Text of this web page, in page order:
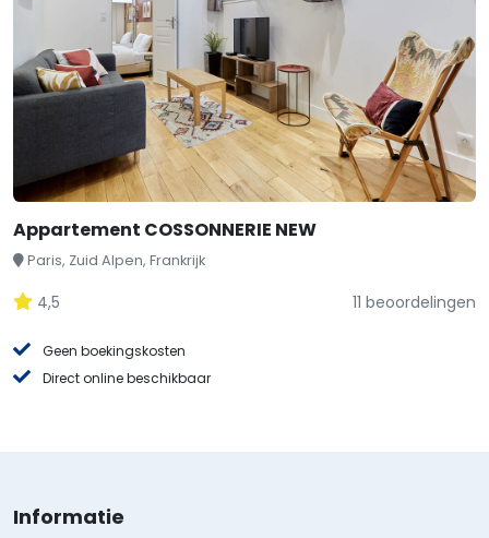
Appartement COSSONNERIE NEW
Paris, Zuid Alpen, Frankrijk
4,5 11 beoordelingen
Geen boekingskosten
Direct online beschikbaar
Informatie